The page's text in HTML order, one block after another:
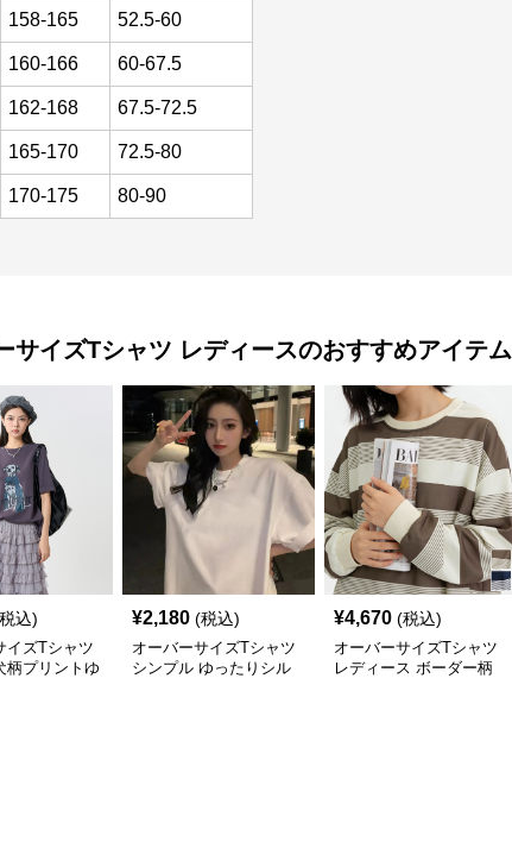
158-165 52.5-60
160-166 60-67.5
162-168 67.5-72.5
165-170 72.5-80
170-175 80-90
サイズTシャツ レディースのおすすめアイテム
込)
イズTシャツ
柄プリントゆ
¥2,180 (税込)
オーバーサイズTシャツ
シンプル ゆったりシル
¥4,670 (税込)
オーバーサイズTシャツ
レディース ボーダー柄